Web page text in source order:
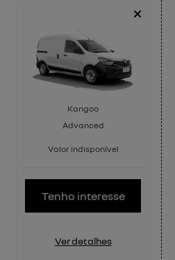
Kangoo
Advanced
Valor indisponível
Tenho interesse
Ver detalhes